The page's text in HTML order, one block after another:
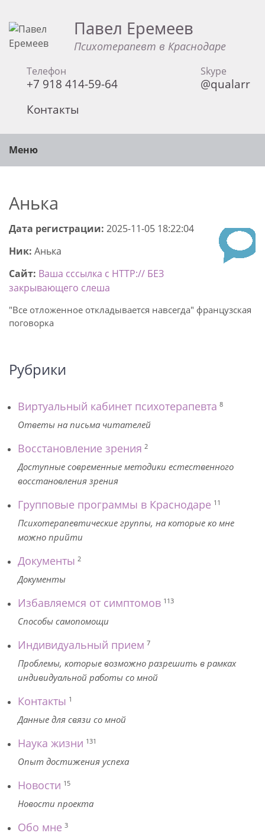
Павел Еремеев
Психотерапевт в Краснодаре
Телефон
+7 918 414-59-64
Skype
@qualarr
Контакты
Меню
Анька
Дата регистрации: 2025-11-05 18:22:04
Ник: Анька
Сайт: Ваша сссылка с HTTP:// БЕЗ
закрывающего слеша
"Все отложенное откладывается навсегда" французская
поговорка
Рубрики
Виртуальный кабинет психотерапевта 8
Ответы на письма читателей
Восстановление зрения 2
Доступные современные методики естественного
восстановления зрения
Групповые программы в Краснодаре 11
Психотерапевтические группы, на которые ко мне
можно прийти
Документы 2
Документы
Избавляемся от симптомов 113
Способы самопомощи
Индивидуальный прием 7
Проблемы, которые возможно разрешить в рамках
индивидуальной работы со мной
Контакты 1
Данные для связи со мной
Наука жизни 131
Опыт достижения успеха
Новости 15
Новости проекта
Обо мне 3